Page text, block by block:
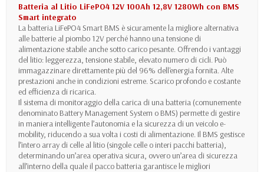
Batteria al Litio LiFePO4 12V 100Ah 12,8V 1280Wh con BMS
Smart integrato
La batteria LiFePO4 Smart BMS è sicuramente la migliore alternativa
alle batterie al piombo 12V perché hanno una tensione di
alimentazione stabile anche sotto carico pesante. Offrendo i vantaggi
del litio: leggerezza, tensione stabile, elevato numero di cicli. Può
immagazzinare direttamente più del 96% dell'energia fornita. Alte
prestazioni anche in condizioni estreme. Scarico profondo e costante
ed efficienza di ricarica.
Il sistema di monitoraggio della carica di una batteria (comunemente
denominato Battery Management System o BMS) permette di gestire
in maniera intelligente l’autonomia e la sicurezza di un veicolo e-
mobility, riducendo a sua volta i costi di alimentazione. Il BMS gestisce
l’intero array di celle al litio (singole celle o interi pacchi batteria),
determinando un’area operativa sicura, ovvero un’area di sicurezza
all’interno della quale il pacco batteria garantisce le migliori